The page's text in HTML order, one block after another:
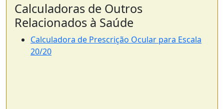
Calculadoras de Outros
Relacionados à Saúde
Calculadora de Prescrição Ocular para Escala
20/20